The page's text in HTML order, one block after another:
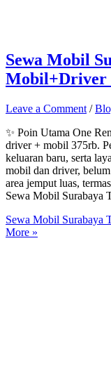
Sewa Mobil
Mobil+Driver
Leave a Comment /
✨ Poin Utama One
driver + mobil 375rb.
keluaran baru, serta
mobil dan driver,
area jemput luas,
Sewa Mobil Surabaya
Sewa Mobil Surabaya
More »